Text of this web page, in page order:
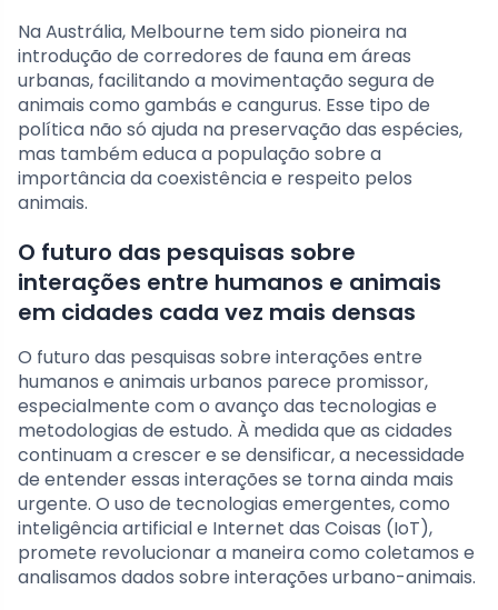
Na Austrália, Melbourne tem sido pioneira na
introdução de corredores de fauna em áreas
urbanas, facilitando a movimentação segura de
animais como gambás e cangurus. Esse tipo de
política não só ajuda na preservação das espécies,
mas também educa a população sobre a
importância da coexistência e respeito pelos
animais.
O futuro das pesquisas sobre
interações entre humanos e animais
em cidades cada vez mais densas
O futuro das pesquisas sobre interações entre
humanos e animais urbanos parece promissor,
especialmente com o avanço das tecnologias e
metodologias de estudo. À medida que as cidades
continuam a crescer e se densificar, a necessidade
de entender essas interações se torna ainda mais
urgente. O uso de tecnologias emergentes, como
inteligência artificial e Internet das Coisas (IoT),
promete revolucionar a maneira como coletamos e
analisamos dados sobre interações urbano-animais.